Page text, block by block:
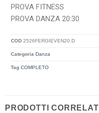
PROVA FITNESS
PROVA DANZA 20:30
COD2526FERGIEVEN20.D
Categoria Danza
Tag COMPLETO
PRODOTTI CORRELATI